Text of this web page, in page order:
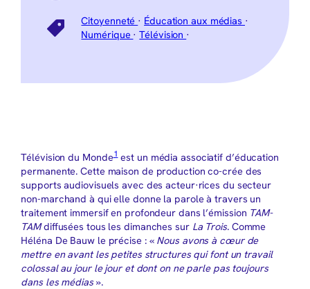
Citoyenneté · Éducation aux médias ·
Numérique ·Télévision ·
Télévision du Monde1est un média associatif d’éducation
permanente. Cette maison de production co-crée des
supports audiovisuels avec des acteur·rices du secteur
non-marchand à qui elle donne la parole à travers un
traitement immersif en profondeur dans l’émission TAM-
TAMdiffusées tous les dimanches sur La Trois. Comme
Héléna De Bauw le précise : « Nous avons à cœur de
mettre en avant les petites structures qui font un travail
colossal au jour le jour et dont on ne parle pas toujours
dans les médias ».